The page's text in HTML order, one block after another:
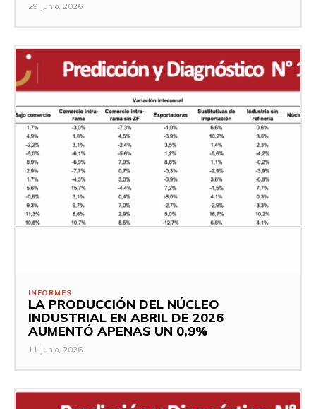
29 Junio, 2026
INFORMES
LA PRODUCCIÓN DEL NÚCLEO
INDUSTRIAL EN ABRIL DE 2026
AUMENTÓ APENAS UN 0,9%
11 Junio, 2026